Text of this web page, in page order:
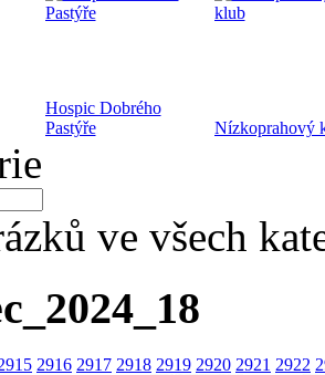
Hospic Dobrého
Pastýře
Nízkoprahový
ve všech
2916 2917 2918 2919 2920 2921 2922